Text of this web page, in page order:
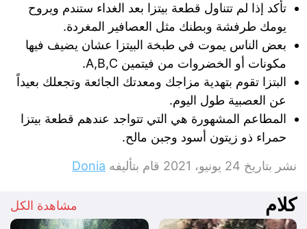
تأكد إذا لم تتناول قطعة بيتزا بعد الغداء ستندم ويروح
يومك طرفشة وبطنك مثل العصافير المغردة.
بعض الناس يموت في طبخة البيتزا عشان يضيف فيها
مكونات أو الخضروات من فيتمين A,B,C.
البتزا تقوم بتهدية مزاجك ومعدتك الجائعة وتجعلك بعيداً
عن العصبية طول اليوم.
المطاعم المشهورة هي التي تتواجد عندهم قطعة بيتزا
حمراء ذو زيتون أسود وجبن مالح.
نشر بتاريخ 24 يونيو، 2021 قام بتأليفه Donia
كلام مشاهدة الكل